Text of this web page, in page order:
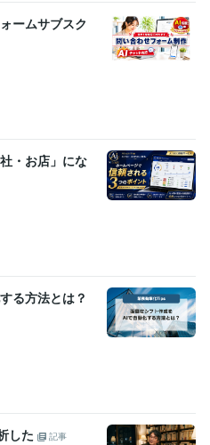
ームサブスク
・お店」にな
る方法とは？
した
記事